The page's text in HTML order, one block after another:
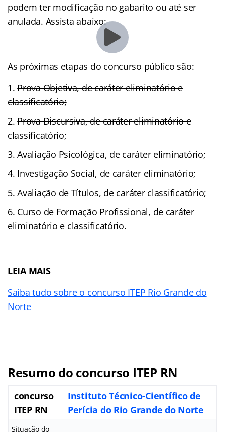
podem ter modificação no gabarito ou até ser
anulada. Assista abaixo:
As próximas etapas do concurso público são:
Prova Objetiva, de caráter eliminatório e
classificatório;
Prova Discursiva, de caráter eliminatório e
classificatório;
Avaliação Psicológica, de caráter eliminatório;
Investigação Social, de caráter eliminatório;
Avaliação de Títulos, de caráter classificatório;
Curso de Formação Profissional, de caráter
eliminatório e classificatório.
LEIA MAIS
Saiba tudo sobre o concurso ITEP Rio Grande do
Norte
Resumo do concurso ITEP RN
concurso
ITEP RN
Instituto Técnico-Científico de
Perícia do Rio Grande do Norte
Situação do